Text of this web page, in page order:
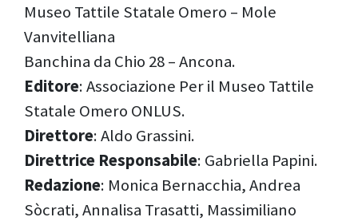
Museo Tattile Statale Omero – Mole
Vanvitelliana
Banchina da Chio 28 – Ancona.
Editore: Associazione Per il Museo Tattile
Statale Omero ONLUS.
Direttore: Aldo Grassini.
Direttrice Responsabile: Gabriella Papini.
Redazione: Monica Bernacchia, Andrea
Sòcrati, Annalisa Trasatti, Massimiliano